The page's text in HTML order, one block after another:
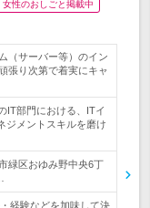
女性のおしごと掲載中
（サーバー等）のイン
張り次第で着実にキャ
IT部門における、ITイ
ジメントスキルを磨け
緑区おゆみ野中央6丁
経験などを加味して決